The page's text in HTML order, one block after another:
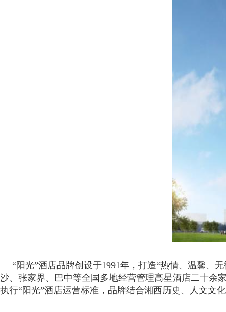
“阳光”酒店品牌创设于1991年，打造“热情、温馨、
沙、张家界、巴中等全国多地经营管理高星酒店二十余
执行“阳光”酒店运营标准，品牌结合湘西历史、人文文